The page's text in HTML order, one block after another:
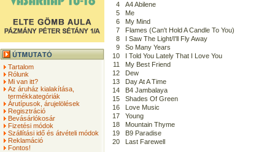
Tartalom
Rólunk
Mi van itt?
Az áruház kialakítása,
termékkategóriák
Árutípusok, árujelölések
Regisztráció
Bevásárlókosár
Fizetési módok
Szállítási idő és átvételi módok
Reklamáció
Fontos!
4
A4 Abilene
5
Me
6
My Mind
7
Flames (Can't Hold A Candle To You)
8
I Saw The Light/I'll Fly Away
9
So Many Years
10
I Told You Lately That I Love You
11
My Best Friend
12
Dew
13
Day At A Time
14
B4 Jambalaya
15
Shades Of Green
16
Love Music
17
Young
18
Mountain Thyme
19
B9 Paradise
20
Last Farewell